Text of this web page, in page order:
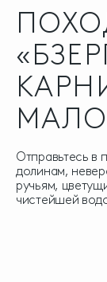
Отправьтесь в
долинам,
ручьям,
чистейшей